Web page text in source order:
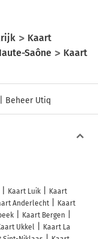
Kaart
Saône
Kaart
Beheer Utiq
Kaart Luik
Kaart
Anderlecht
Kaart
Kaart Bergen
Ukkel
Kaart La